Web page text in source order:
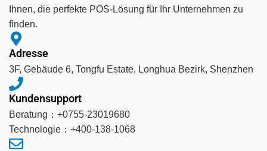
Ihnen, die perfekte POS-Lösung für Ihr Unternehmen zu
finden.
Adresse
3F, Gebäude 6, Tongfu Estate, Longhua Bezirk, Shenzhen
Kundensupport
Beratung：+0755-23019680
Technologie：+400-138-1068